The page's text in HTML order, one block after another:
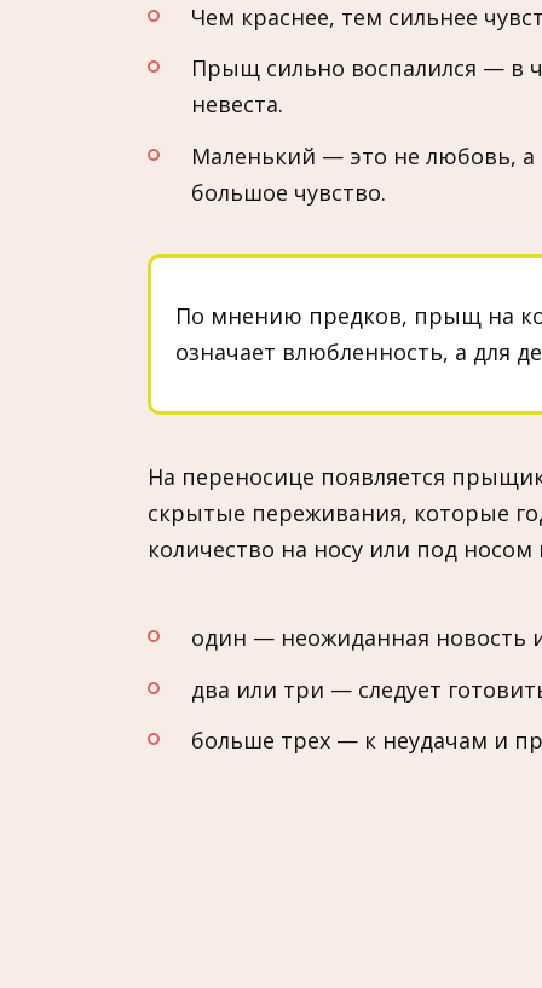
Чем краснее, тем сильнее
Прыщ сильно воспалился — в
невеста.
Маленький — это не любовь, а
большое чувство.
По мнению предков, прыщ на
означает влюбленность, а для
На переносице появляется
скрытые переживания, которые
количество на носу или под носом
один — неожиданная новость
два или три — следует
больше трех — к неудачам и